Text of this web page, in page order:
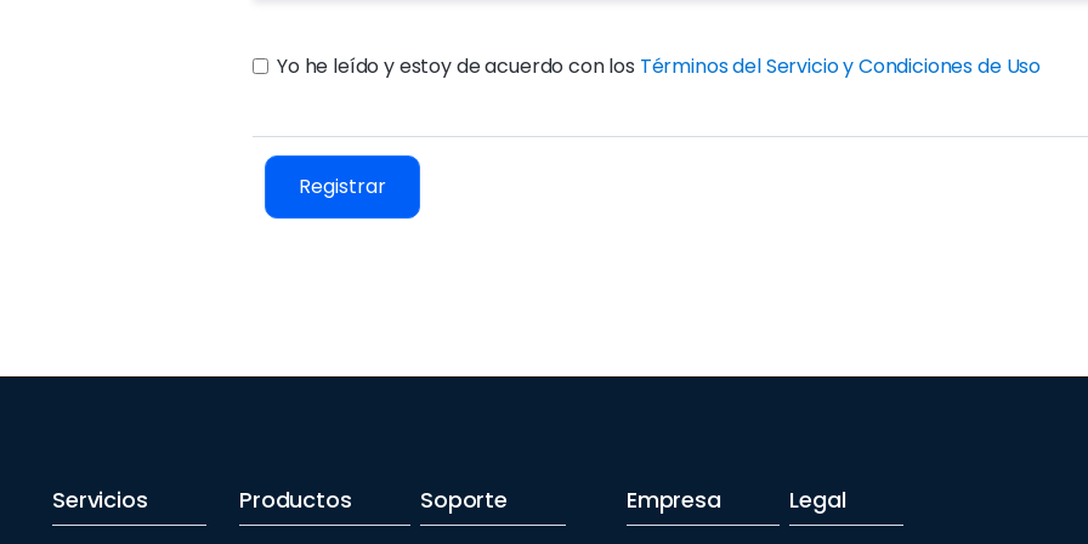
Yo he leído y estoy de acuerdo con los Términos del Servicio y Condiciones de Uso
Servicios Productos Soporte Empresa Legal